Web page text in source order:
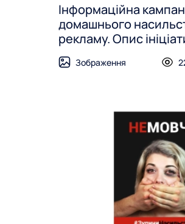
Інформаційна
домашнього
рекламу. Опис
Зображення